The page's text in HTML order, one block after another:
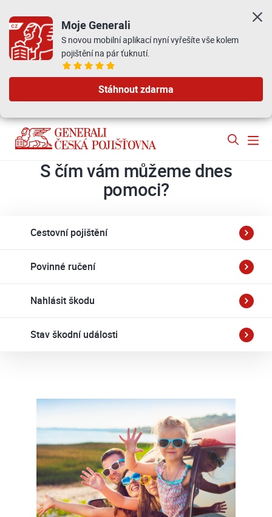
Moje Generali
S novou mobilní aplikací nyní vyřešíte vše kolem
pojištění na pár ťuknutí.
Stáhnout zdarma
S čím vám můžeme dnes
pomoci?
Cestovní pojištění
Povinné ručení
Nahlásit škodu
Stav škodní události